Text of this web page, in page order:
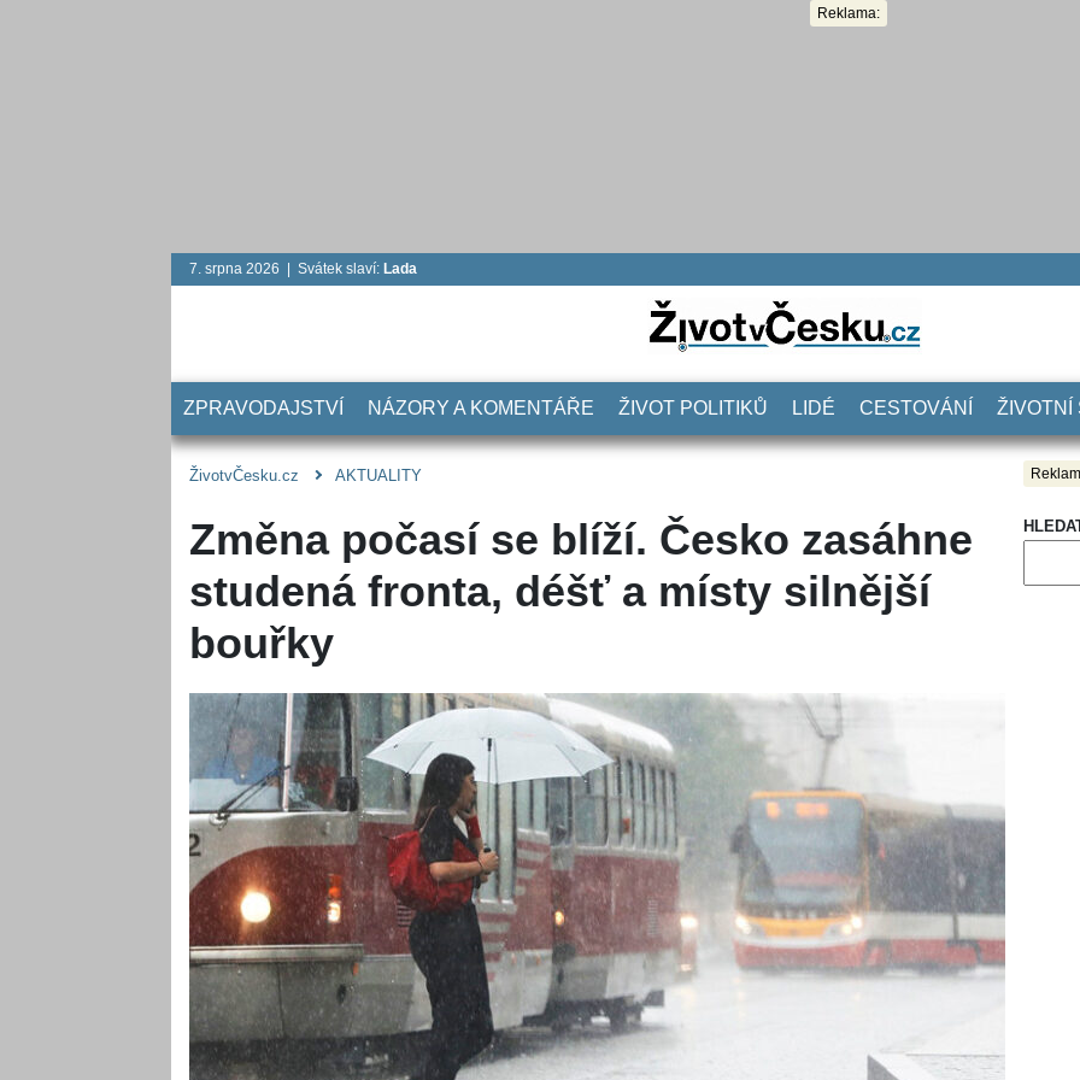
Reklama:
7. srpna 2026 | Svátek slaví: Lada
ZPRAVODAJSTVÍ NÁZORY A KOMENTÁŘE ŽIVOT POLITIKŮ LIDÉ CESTOVÁNÍ ŽIVOTNÍ
ŽivotvČesku.cz AKTUALITY
Změna počasí se blíží. Česko zasáhne
studená fronta, déšť a místy silnější
bouřky